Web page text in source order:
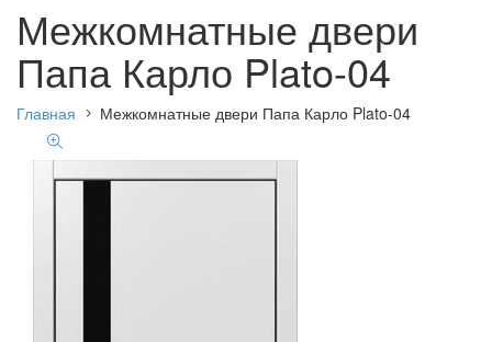
Межкомнатные двери
Папа Карло Plato-04
Главная Межкомнатные двери Папа Карло Plato-04